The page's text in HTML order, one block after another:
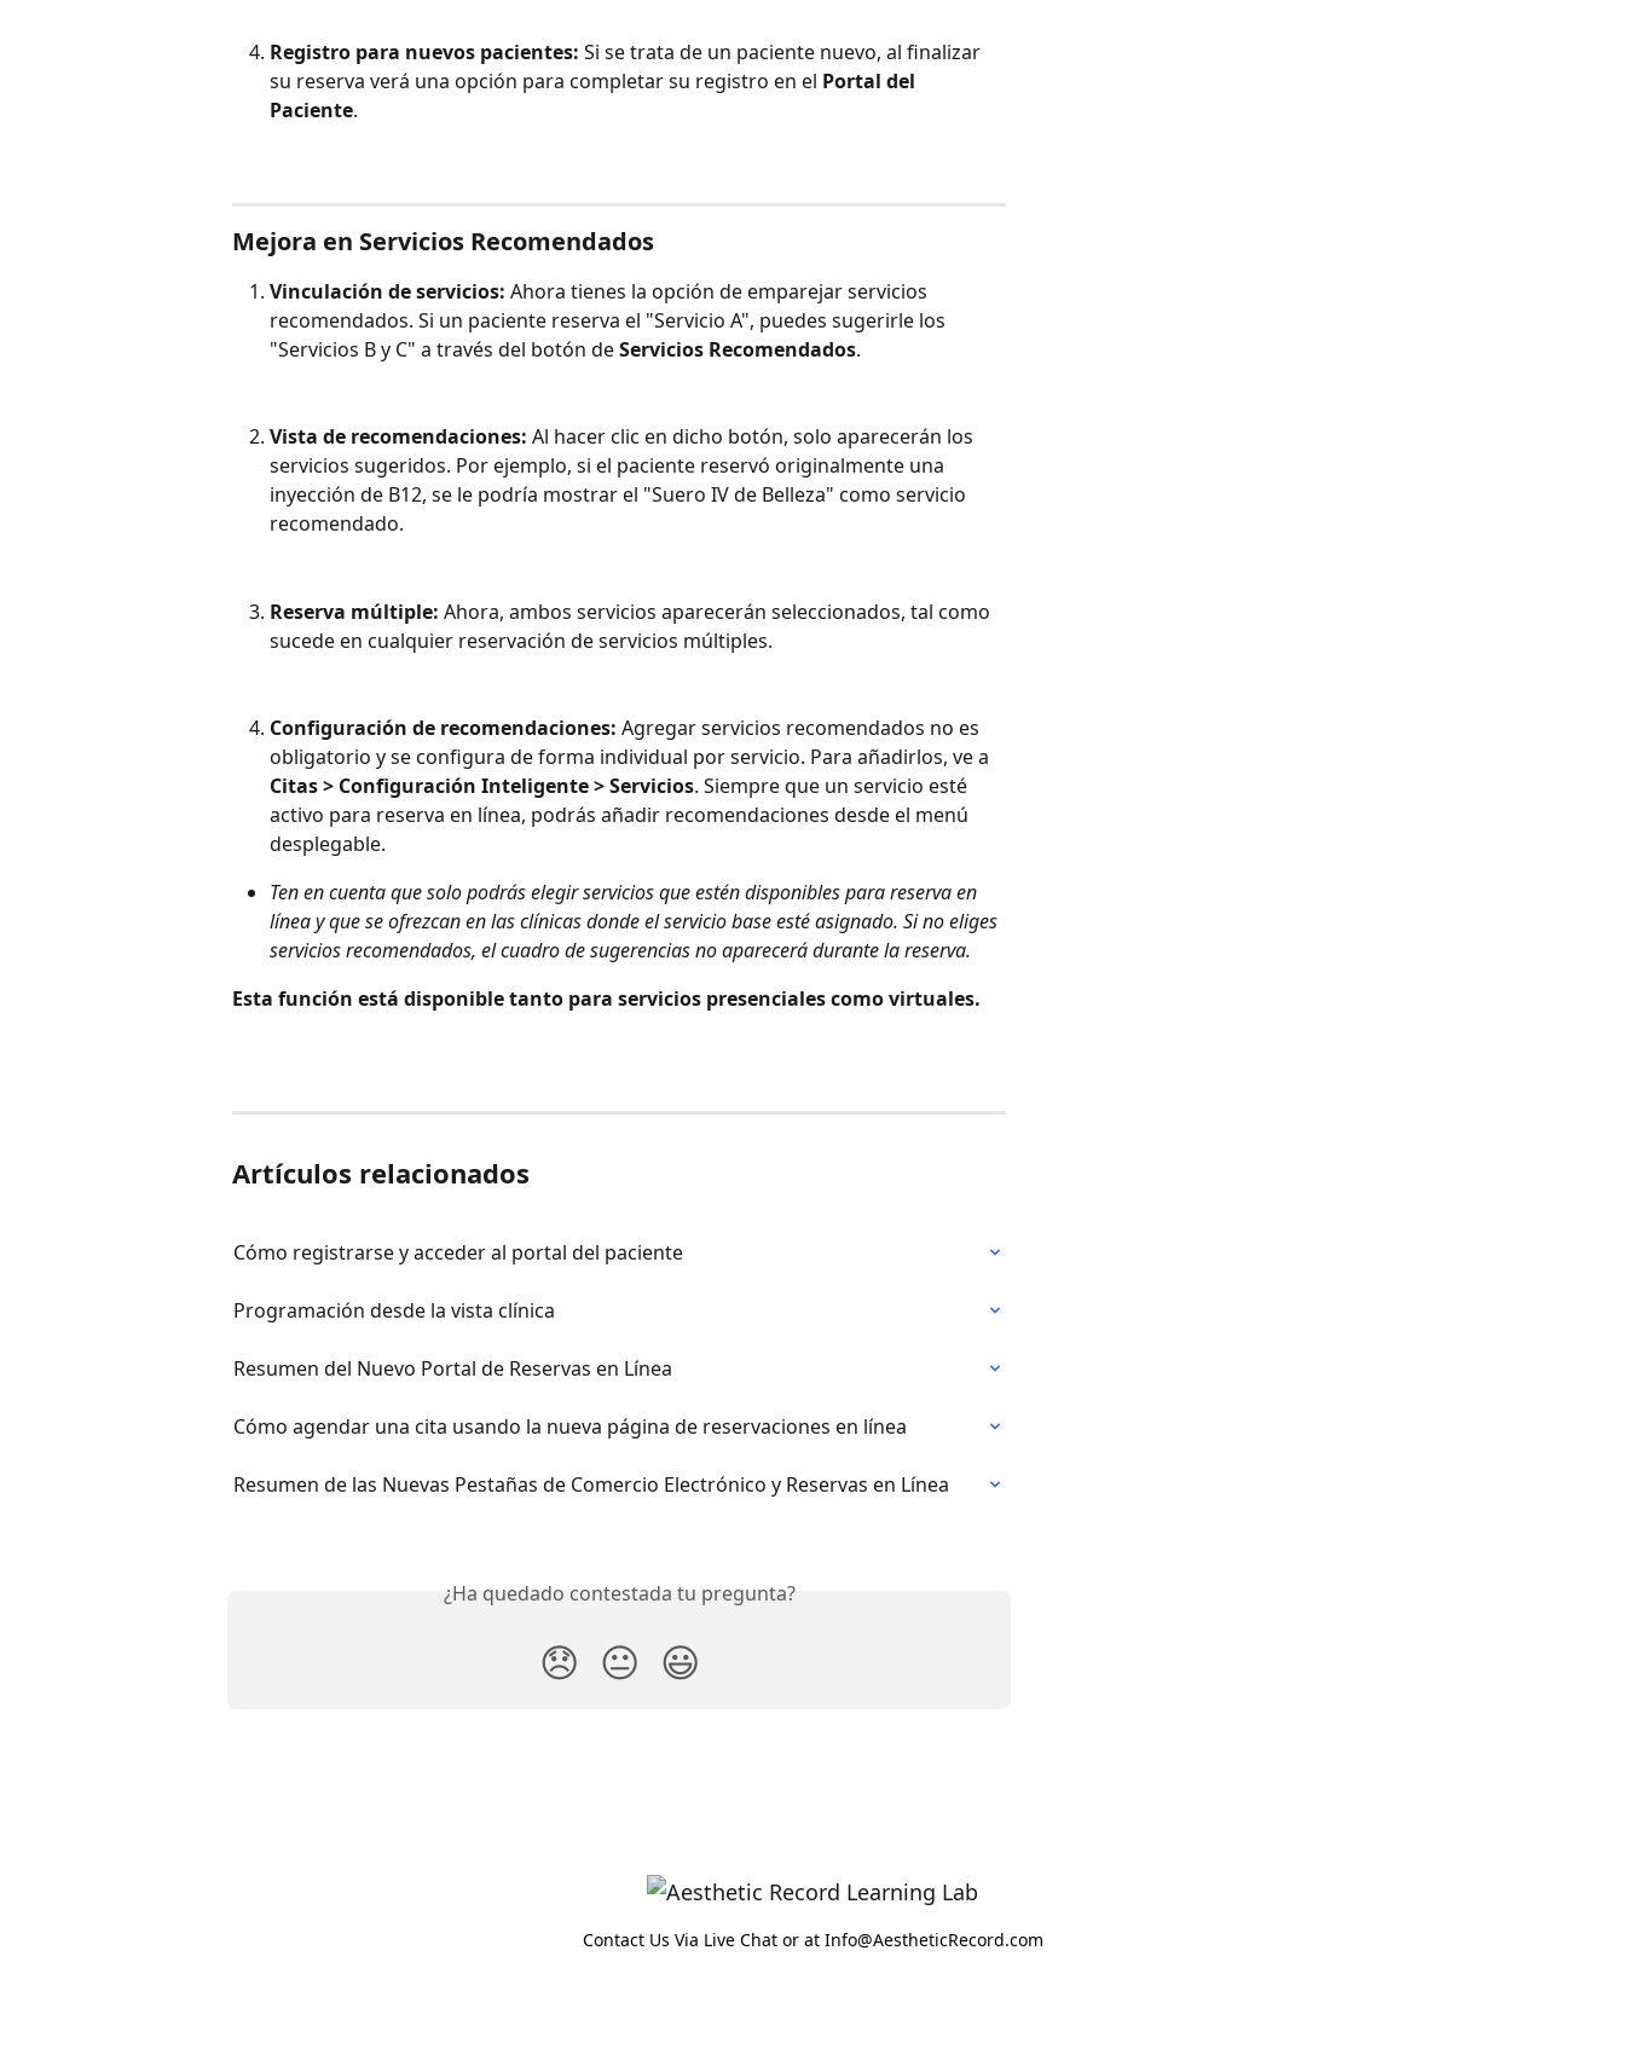
Registro para nuevos pacientes: Si se trata de un paciente nuevo, al finalizar
su reserva verá una opción para completar su registro en el Portal del
Paciente.
Mejora en Servicios Recomendados
Vinculación de servicios: Ahora tienes la opción de emparejar servicios
recomendados. Si un paciente reserva el "Servicio A", puedes sugerirle los
"Servicios B y C" a través del botón de Servicios Recomendados.
Vista de recomendaciones: Al hacer clic en dicho botón, solo aparecerán los
servicios sugeridos. Por ejemplo, si el paciente reservó originalmente una
inyección de B12, se le podría mostrar el "Suero IV de Belleza" como servicio
recomendado.
Reserva múltiple: Ahora, ambos servicios aparecerán seleccionados, tal como
sucede en cualquier reservación de servicios múltiples.
Configuración de recomendaciones: Agregar servicios recomendados no es
obligatorio y se configura de forma individual por servicio. Para añadirlos, ve a
Citas > Configuración Inteligente > Servicios. Siempre que un servicio esté
activo para reserva en línea, podrás añadir recomendaciones desde el menú
desplegable.
Ten en cuenta que solo podrás elegir servicios que estén disponibles para reserva en
línea y que se ofrezcan en las clínicas donde el servicio base esté asignado. Si no eliges
servicios recomendados, el cuadro de sugerencias no aparecerá durante la reserva.
Esta función está disponible tanto para servicios presenciales como virtuales.
Artículos relacionados
Cómo registrarse y acceder al portal del paciente
Programación desde la vista clínica
Resumen del Nuevo Portal de Reservas en Línea
Cómo agendar una cita usando la nueva página de reservaciones en línea
Resumen de las Nuevas Pestañas de Comercio Electrónico y Reservas en Línea
¿Ha quedado contestada tu pregunta?
😞 😐 😃
Contact Us Via Live Chat or at Info@AestheticRecord.com